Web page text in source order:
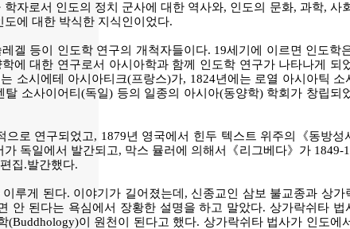
자로서 인도의 정치 군사에 대한 역사와, 인도의 문화, 과학, 사
에 대한 박식한 지식인이었다.
겔 등이 인도학 연구의 개척자들이다. 19세기에 이르면 인도학
에 대한 연구로서 아시아학과 함께 인도학 연구가 나타나게 되
소시에테 아시아티크(프랑스)가, 1824년에는 로열 아시아틱 소
소사이어티(독일) 등의 일종의 아시아(동양학) 학회가 창립되
로 연구되었고, 1879년 영국에서 힌두 텍스트 위주의《동방성
독일에서 발간되고, 막스 뮬러에 의해서《리그베다》가 1849-
집.발간했다.
루게 된다. 이야기가 길어졌는데, 신종교인 삼보 불교종과 상가
안 된다는 욕심에서 장황한 설명을 하고 말았다. 상가락쉬타 법
이 원천이 된다고 했다. 상가락쉬타 법사가 인도에